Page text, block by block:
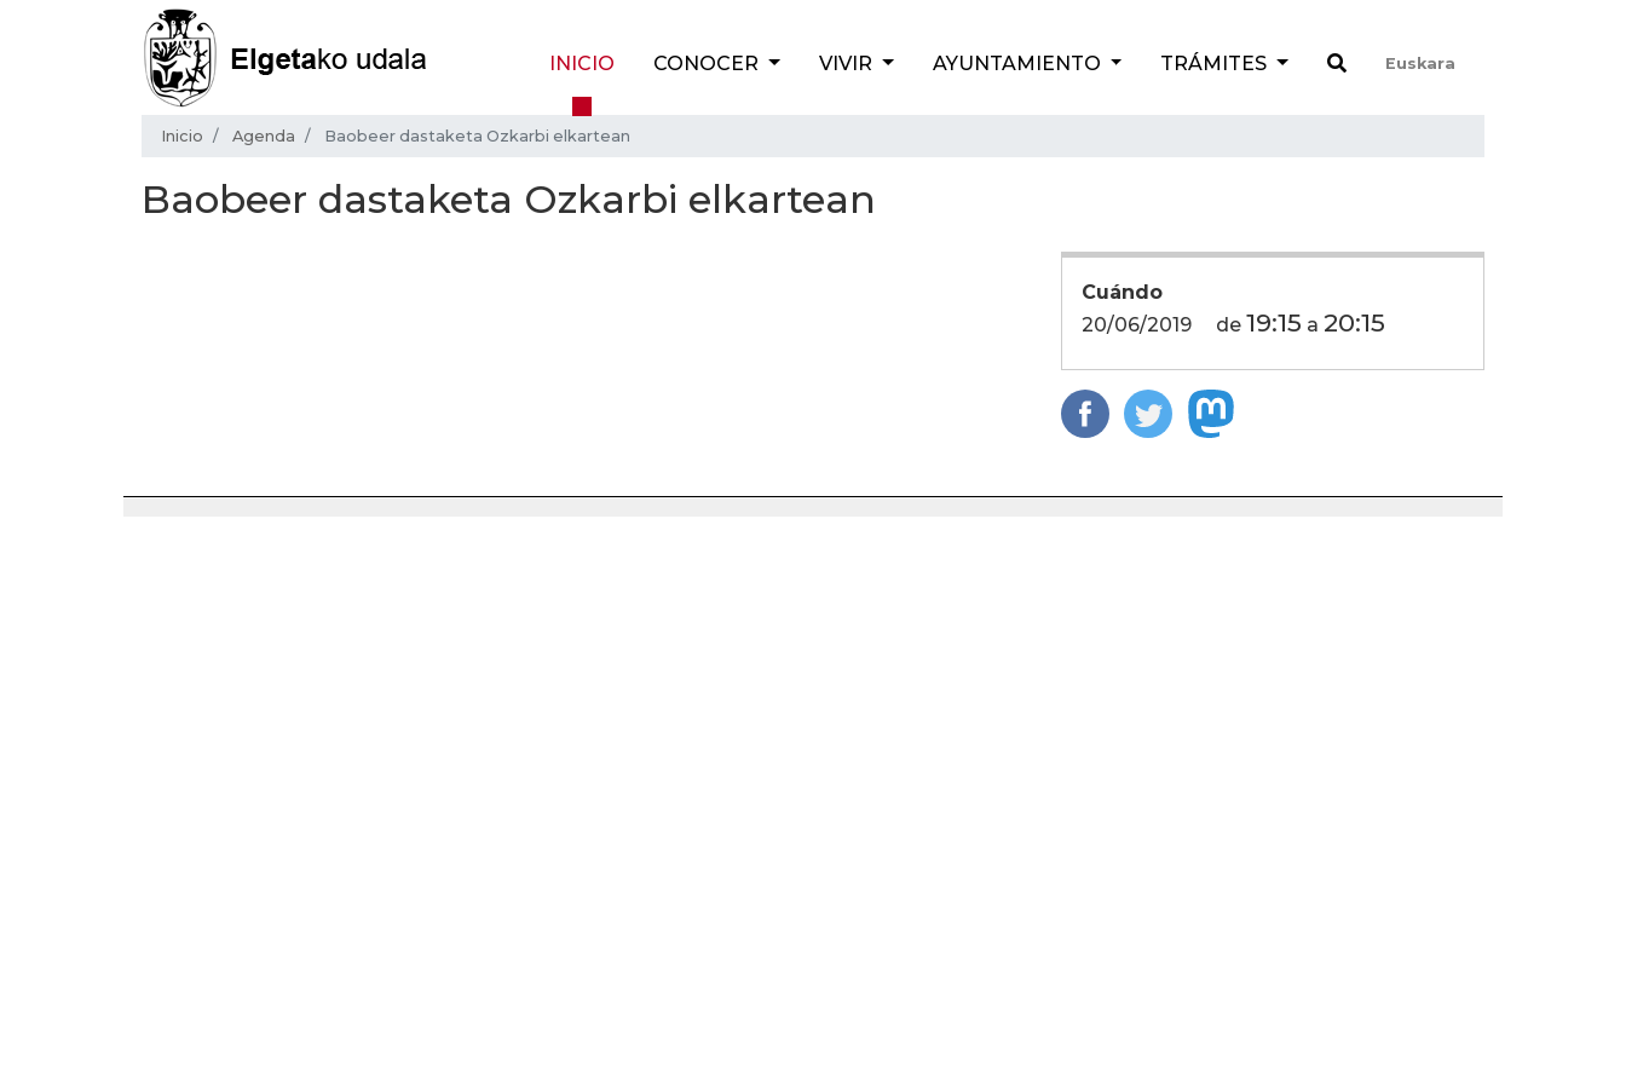
INICIO CONOCER VIVIR AYUNTAMIENTO TRÁMITES Euskara
Inicio Agenda Baobeer dastaketa Ozkarbi elkartean
Baobeer dastaketa Ozkarbi elkartean
Cuándo
20/06/2019
de 19:15 a 20:15